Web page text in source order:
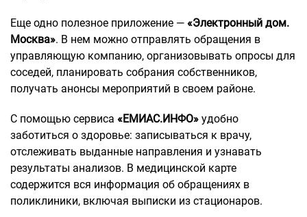
Еще одно полезное приложение — «Электронный дом.
Москва». В нем можно отправлять обращения в
управляющую компанию, организовывать опросы для
соседей, планировать собрания собственников,
получать анонсы мероприятий в своем районе.
С помощью сервиса «ЕМИАС.ИНФО» удобно
заботиться о здоровье: записываться к врачу,
отслеживать выданные направления и узнавать
результаты анализов. В медицинской карте
содержится вся информация об обращениях в
поликлиники, включая выписки из стационаров.